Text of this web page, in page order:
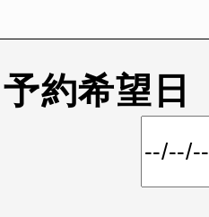
予約希望